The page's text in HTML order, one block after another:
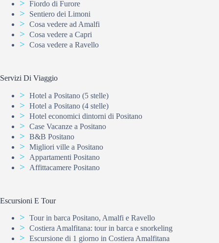
Fiordo di Furore
Sentiero dei Limoni
Cosa vedere ad Amalfi
Cosa vedere a Capri
Cosa vedere a Ravello
Servizi Di Viaggio
Hotel a Positano (5 stelle)
Hotel a Positano (4 stelle)
Hotel economici dintorni di Positano
Case Vacanze a Positano
B&B Positano
Migliori ville a Positano
Appartamenti Positano
Affittacamere Positano
Escursioni E Tour
Tour in barca Positano, Amalfi e Ravello
Costiera Amalfitana: tour in barca e snorkeling
Escursione di 1 giorno in Costiera Amalfitana